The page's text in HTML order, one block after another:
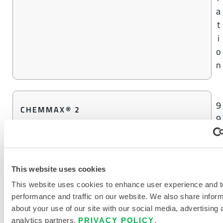
This website uses cookies
This website uses cookies to enhance user experience and
performance and traffic on our website. We also share
about your use of our site with our social media, advertising
analytics partners. PRIVACY POLICY.
a
t
i
o
n
CHEMMAX® 2
9
9
%
z
e
n